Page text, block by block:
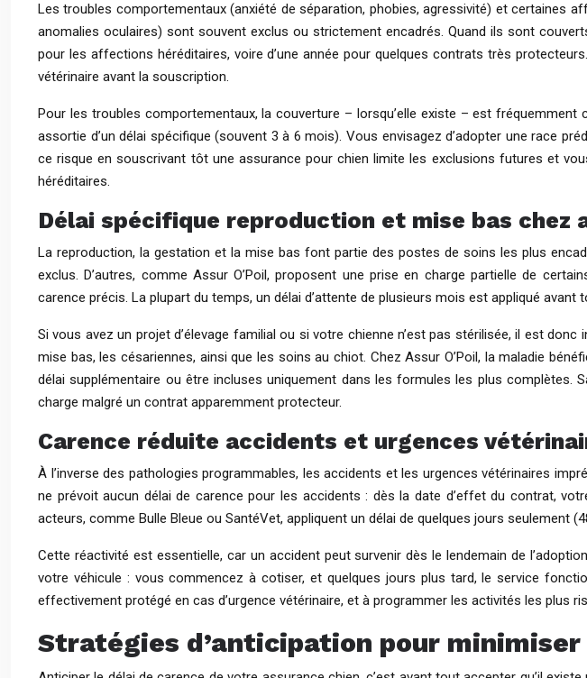
Les troubles comportementaux (anxiété de séparation, phobies, agressivité) et certaines
anomalies oculaires) sont souvent exclus ou strictement encadrés. Quand ils sont
pour les affections héréditaires, voire d’une année pour quelques contrats très
vétérinaire avant la souscription.
Pour les troubles comportementaux, la couverture – lorsqu’elle existe – est
assortie d’un délai spécifique (souvent 3 à 6 mois). Vous envisagez d’adopter une race
ce risque en souscrivant tôt une assurance pour chien limite les exclusions futures et
héréditaires.
Délai spécifique reproduction et mise bas chez
La reproduction, la gestation et la mise bas font partie des postes de soins les plus
exclus. D’autres, comme Assur O’Poil, proposent une prise en charge partielle de
carence précis. La plupart du temps, un délai d’attente de plusieurs mois est appliqué
Si vous avez un projet d’élevage familial ou si votre chienne n’est pas stérilisée, il est
mise bas, les césariennes, ainsi que les soins au chiot. Chez Assur O’Poil, la maladie
délai supplémentaire ou être incluses uniquement dans les formules les plus complètes.
charge malgré un contrat apparemment protecteur.
Carence réduite accidents et urgences
À l’inverse des pathologies programmables, les accidents et les urgences vétérinaires
ne prévoit aucun délai de carence pour les accidents : dès la date d’effet du contrat,
acteurs, comme Bulle Bleue ou SantéVet, appliquent un délai de quelques jours seulement
Cette réactivité est essentielle, car un accident peut survenir dès le lendemain de
votre véhicule : vous commencez à cotiser, et quelques jours plus tard, le service
effectivement protégé en cas d’urgence vétérinaire, et à programmer les activités les plus
Stratégies d’anticipation pour